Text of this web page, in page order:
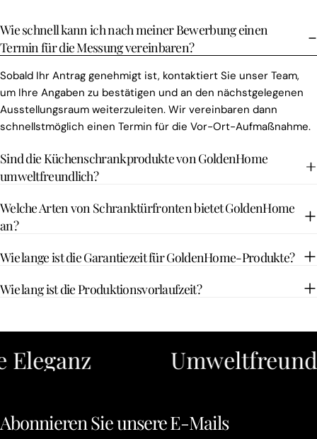
Wie schnell kann ich nach meiner Bewerbung einen
Termin für die Messung vereinbaren?
Sobald Ihr Antrag genehmigt ist, kontaktiert Sie unser Team,
um Ihre Angaben zu bestätigen und an den nächstgelegenen
Ausstellungsraum weiterzuleiten. Wir vereinbaren dann
schnellstmöglich einen Termin für die Vor-Ort-Aufmaßnahme.
Sind die Küchenschrankprodukte von GoldenHome
umweltfreundlich?
Welche Arten von Schranktürfronten bietet GoldenHome
an?
Wie lange ist die Garantiezeit für GoldenHome-Produkte?
Wie lang ist die Produktionsvorlaufzeit?
Abonnieren Sie unsere E-Mails